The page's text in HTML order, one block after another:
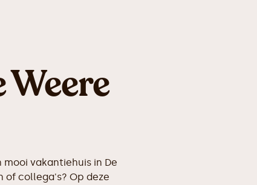
vakantiehuis in De
of collega's? Op deze